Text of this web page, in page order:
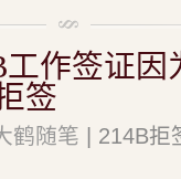
作签证
签
鹤随笔 | 214B